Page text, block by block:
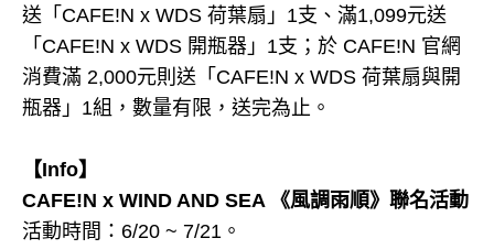
送「CAFE!N x WDS 荷葉扇」1支、滿1,099元送
「CAFE!N x WDS 開瓶器」1支；於 CAFE!N 官網
消費滿 2,000元則送「CAFE!N x WDS 荷葉扇與開
瓶器」1組，數量有限，送完為止。
【Info】
CAFE!N x WIND AND SEA 《風調雨順》聯名活動
活動時間：6/20 ~ 7/21。